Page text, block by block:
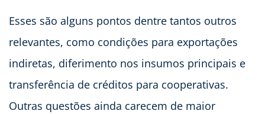
Esses são alguns pontos dentre tantos outros
relevantes, como condições para exportações
indiretas, diferimento nos insumos principais e
transferência de créditos para cooperativas.
Outras questões ainda carecem de maior